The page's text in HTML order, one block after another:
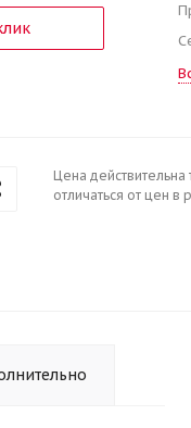
Цена
отличаться от цен в